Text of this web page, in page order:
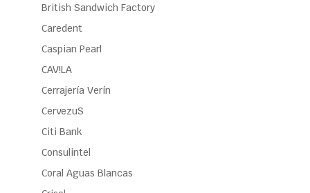
British Sandwich Factory
Caredent
Caspian Pearl
CAV!LA
Cerrajería Verín
CervezuS
Citi Bank
Consulintel
Coral Aguas Blancas